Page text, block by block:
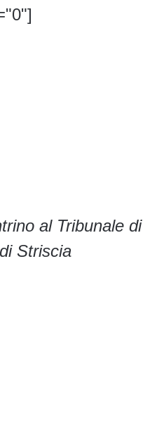
al Tribunale di
Striscia